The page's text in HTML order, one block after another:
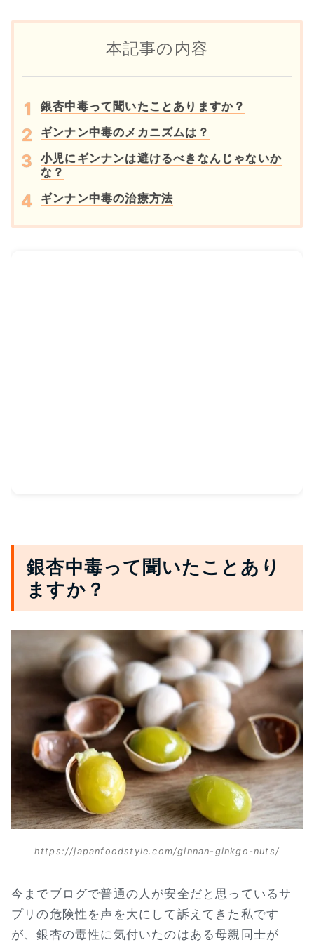
本記事の内容
銀杏中毒って聞いたことありますか？
ギンナン中毒のメカニズムは？
小児にギンナンは避けるべきなんじゃないか
な？
ギンナン中毒の治療方法
銀杏中毒って聞いたことあり
ますか？
https://japanfoodstyle.com/ginnan-ginkgo-nuts/
今までブログで普通の人が安全だと思っているサ
プリの危険性を声を大にして訴えてきた私です
が、銀杏の毒性に気付いたのはある母親同士が